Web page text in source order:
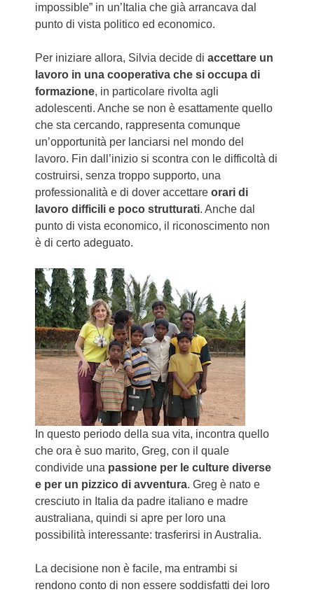
impossible” in un’Italia che già arrancava dal
punto di vista politico ed economico.
Per iniziare allora, Silvia decide diaccettare un
lavoro in una cooperativa che si occupa di
formazione, in particolare rivolta agli
adolescenti. Anche se non è esattamente quello
che sta cercando, rappresenta comunque
un’opportunità per lanciarsi nel mondo del
lavoro. Fin dall’inizio si scontra con le difficoltà di
costruirsi, senza troppo supporto, una
professionalità e di dover accettareorari di
lavoro difficili e poco strutturati. Anche dal
punto di vista economico, il riconoscimento non
è di certo adeguato.
In questo periodo della sua vita, incontra quello
che ora è suo marito, Greg, con il quale
condivide una passione per le culture diverse
e per un pizzico di avventura. Greg è nato e
cresciuto in Italia da padre italiano e madre
australiana, quindi si apre per loro una
possibilità interessante: trasferirsi in Australia.
La decisione non è facile, ma entrambi si
rendono conto di non essere soddisfatti dei loro